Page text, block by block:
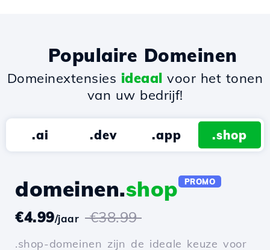
Populaire Domeinen
Domeinextensies ideaal voor het tonen
van uw bedrijf!
.ai .dev .app .shop
domeinen.shop PROMO
€4.99/jaar €38.99
.shop-domeinen zijn de ideale keuze voor